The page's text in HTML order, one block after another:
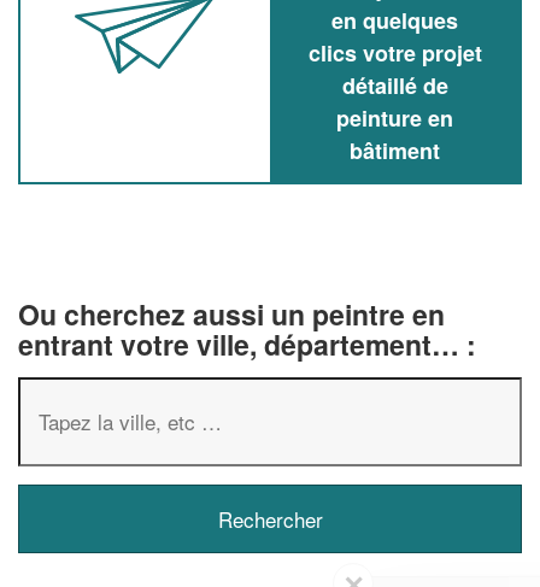
en quelques
clics votre projet
détaillé de
peinture en
bâtiment
Ou cherchez aussi un peintre en
entrant votre ville, département… :